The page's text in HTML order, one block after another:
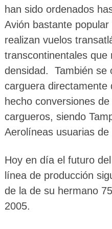
han sido ordenados
Avión bastante
realizan vuelos
transcontinentales que
densidad. También se
carguera directamente
hecho conversiones
cargueros, siendo
Aerolíneas usuarias
Hoy en día el futuro
línea de producción
de la de su hermano
2005.